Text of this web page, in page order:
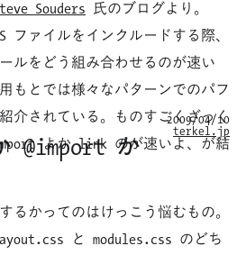
terkel.jp
2009/04/10
@import か
Souders 氏のブログより。
ファイルをインクルードする際、
ルをどう組み合わせるのが速い
もとでは様々なパターンでのパフ
介されている。ものすごくざっく
よかlink のが速いよ、が結
るかってのはけっこう悩むもの。
と modules.css のどち